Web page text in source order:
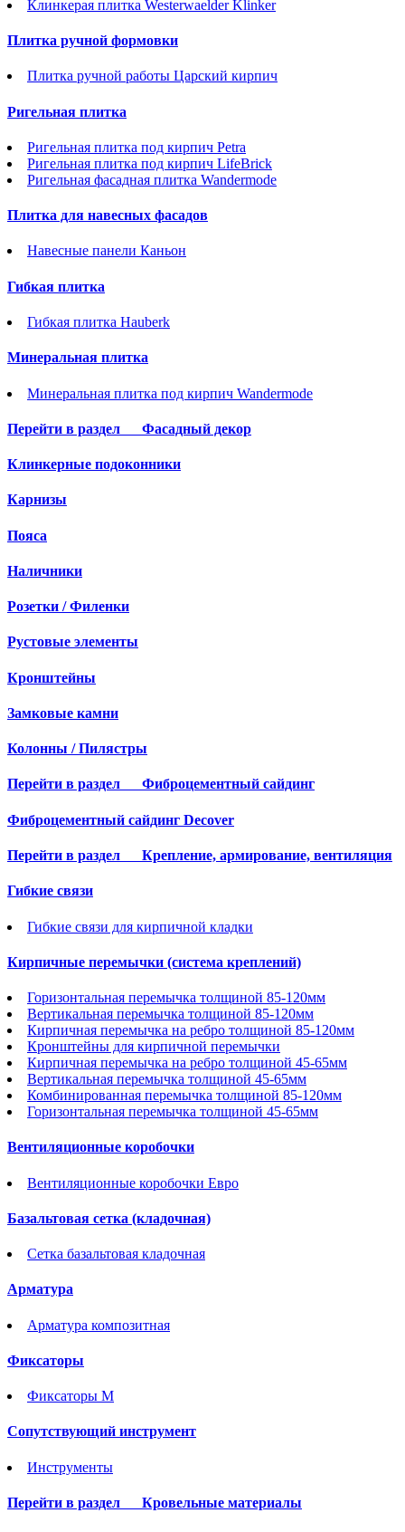
Клинкерая плитка Westerwaelder Klinker
Плитка ручной формовки
Плитка ручной работы Царский кирпич
Ригельная плитка
Ригельная плитка под кирпич Petra
Ригельная плитка под кирпич LifeBrick
Ригельная фасадная плитка Wandermode
Плитка для навесных фасадов
Навесные панели Каньон
Гибкая плитка
Гибкая плитка Hauberk
Минеральная плитка
Минеральная плитка под кирпич Wandermode
Перейти в раздел Фасадный декор
Клинкерные подоконники
Карнизы
Пояса
Наличники
Розетки / Филенки
Рустовые элементы
Кронштейны
Замковые камни
Колонны / Пилястры
Перейти в раздел Фиброцементный сайдинг
Фиброцементный сайдинг Decover
Перейти в раздел Крепление, армирование, вентиляция
Гибкие связи
Гибкие связи для кирпичной кладки
Кирпичные перемычки (система креплений)
Горизонтальная перемычка толщиной 85-120мм
Вертикальная перемычка толщиной 85-120мм
Кирпичная перемычка на ребро толщиной 85-120мм
Кронштейны для кирпичной перемычки
Кирпичная перемычка на ребро толщиной 45-65мм
Вертикальная перемычка толщиной 45-65мм
Комбинированная перемычка толщиной 85-120мм
Горизонтальная перемычка толщиной 45-65мм
Вентиляционные коробочки
Вентиляционные коробочки Евро
Базальтовая сетка (кладочная)
Сетка базальтовая кладочная
Арматура
Арматура композитная
Фиксаторы
Фиксаторы М
Сопутствующий инструмент
Инструменты
Перейти в раздел Кровельные материалы